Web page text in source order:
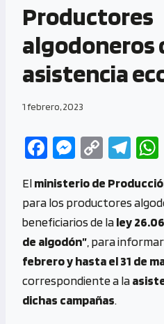
Productores
algodoneros
asistencia
1 febrero, 2023
Fa
b
o
o
k
M
se
n
g
er
C
py
Li
n
k
Te
gr
a
m
Elministerio de
para los productores
beneficiarios de laley
de algodón” , para
febrero y hasta el 31 de
correspondiente a la
dichas campañas.